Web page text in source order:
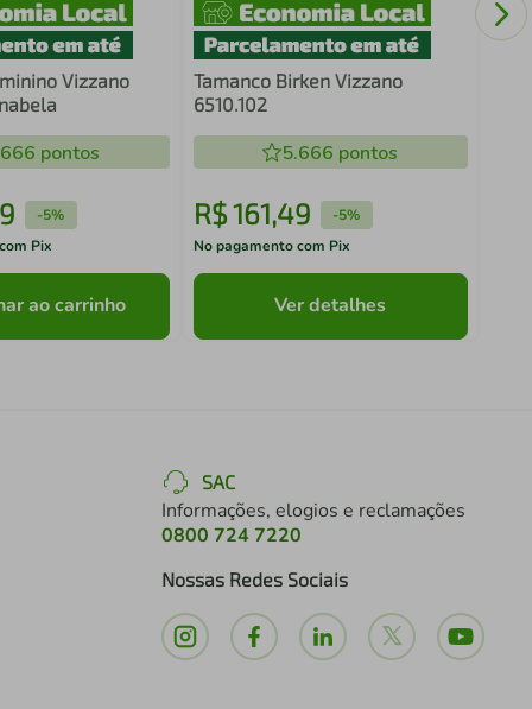
Vizzano
pontos
-5%
Pix
ao carrinho
Tamanco Birken Vizzano
6510.102
5.666 pontos
R$161,49 -5%
No pagamento com Pix
Ver detalhes
SAC
Informações, elogios e reclamações
0800 724 7220
Nossas Redes Sociais